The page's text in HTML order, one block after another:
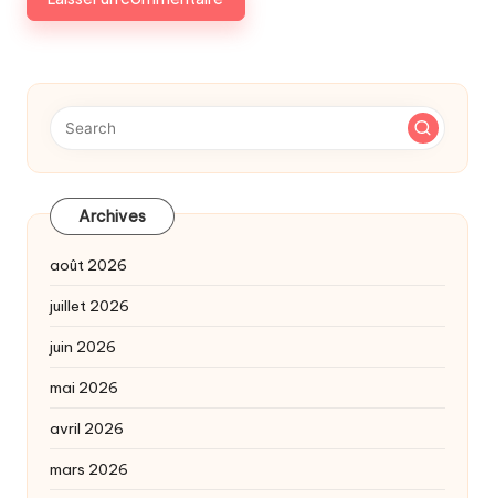
Archives
août 2026
juillet 2026
juin 2026
mai 2026
avril 2026
mars 2026